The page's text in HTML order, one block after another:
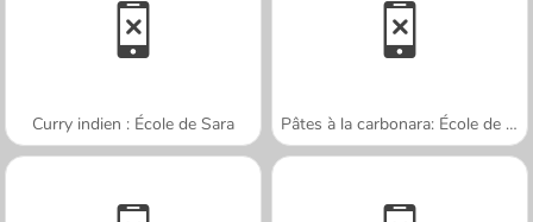
Curry indien : École de Sara Pâtes à la carbonara: École de Sara